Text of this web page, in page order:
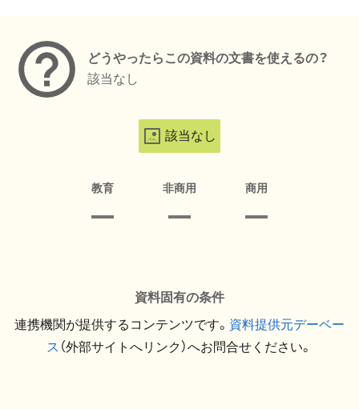
どうやったらこの資料の文書を使えるの？
該当なし
該当なし
教育 非商用 商用
資料固有の条件
連携機関が提供するコンテンツです。 資料提供元デーベー
ス （外部サイトへリンク）へお問合せください。